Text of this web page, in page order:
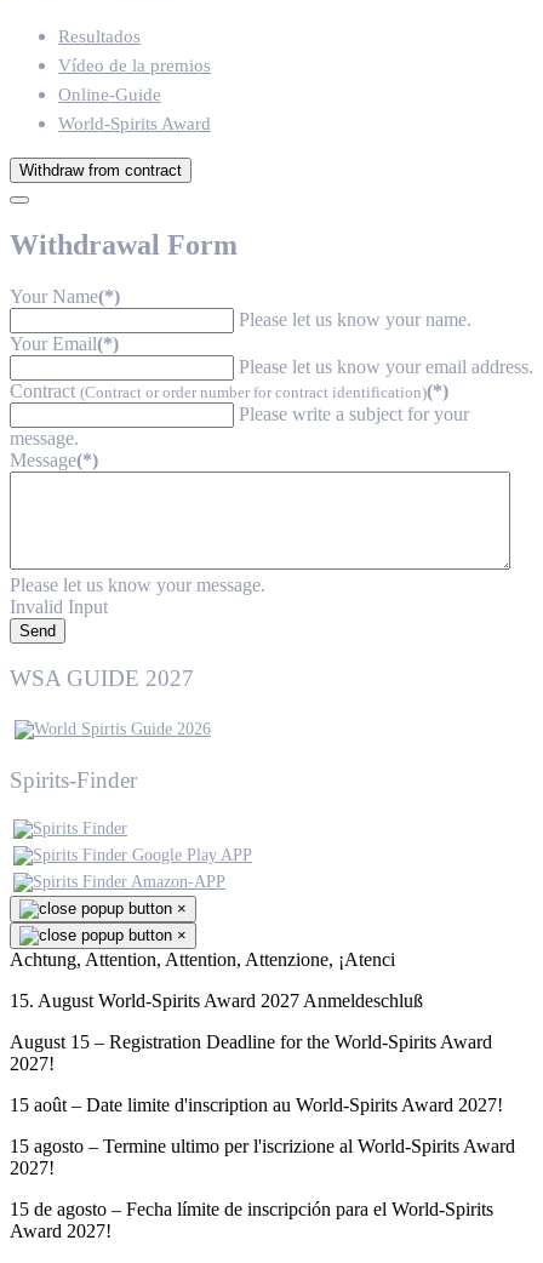
Resultados
Vídeo de la premios
Online-Guide
World-Spirits Award
Withdraw from contract
Withdrawal Form
Your Name(*)
Please let us know your name.
Your Email(*)
Please let us know your email address.
Contract (Contract or order number for contract identification)(*)
Please write a subject for your
message.
Message(*)
Please let us know your message.
Invalid Input
Send
WSA GUIDE 2027
Spirits-Finder
×
×
Achtung, Attention, Attention, Attenzione, ¡Atenci
15. August World-Spirits Award 2027 Anmeldeschluß
August 15 – Registration Deadline for the World-Spirits Award
2027!
15 août – Date limite d'inscription au World-Spirits Award 2027!
15 agosto – Termine ultimo per l'iscrizione al World-Spirits Award
2027!
15 de agosto – Fecha límite de inscripción para el World-Spirits
Award 2027!